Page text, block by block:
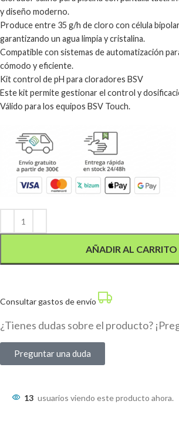
y diseño moderno.
Produce entre 35 g/h de cloro con célula
garantizando un agua limpia y cristalina.
Compatible con sistemas de automatización
cómodo y eficiente.
Kit control de pH para cloradores BSV
Este kit permite gestionar el control y
Válido para los equipos BSV Touch.
AÑADIR AL CARRITO
Consultar gastos de envío
¿Tienes dudas sobre el producto?
Preguntar una duda
13 usuarios viendo este producto ahora.